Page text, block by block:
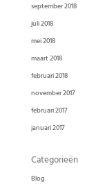
september 2018
juli 2018
mei 2018
maart 2018
februari 2018
november 2017
februari 2017
januari 2017
Categorieën
Blog